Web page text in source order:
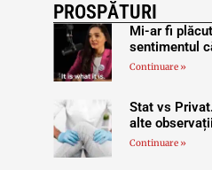
PROSPĂTURI
Mi-ar fi
sentimentul
Continuare »
Stat vs
alte observații
Continuare »